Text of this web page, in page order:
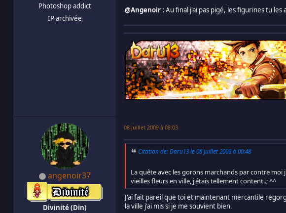
Photoshop addict
IP archivée
@Angenoir : Au final j'ai pas pigé, les figurines tu les
angenoir37
Divinité (Din)
08 Juillet 2009 à 08:03
Citation de: Daru13 le 08 Juillet 2009 à 00:48
La quête avec les gorons marchands par contre
vieilles fleurs en ville, j'étais tellement content..; ^^
J'ai fait pareil que toi et maintenant mercantile
la ville j'ai mis si je me souvient bien.